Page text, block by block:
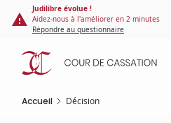
Panneau de gestion des cookies
contenu
principal
Judilibre évolue !
Aidez-nous à l'améliorer en 2 minutes
Répondre au questionnaire
Accueil Décision